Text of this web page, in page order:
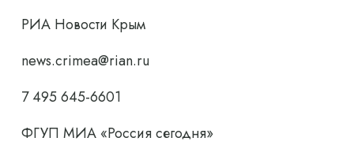
РИА Новости Крым
news.crimea@rian.ru
7 495 645-6601
ФГУП МИА «Россия сегодня»